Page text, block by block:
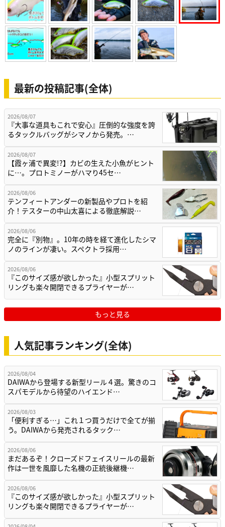
最新の投稿記事(全体)
2026/08/07
『大事な道具もこれで安心』圧倒的な強度を誇
るタックルバッグがシマノから発売。…
2026/08/07
【霞ヶ浦で異変!?】カビの生えた小魚がヒント
に…。プロトミノーがハマり45セ…
2026/08/06
テンフィートアンダーの新製品やプロトを紹
介！テスターの中山太喜による徹底解説…
2026/08/06
完全に『別物』。10年の時を経て進化したシマ
ノのラインが凄い。スペクトラ採用…
2026/08/06
『このサイズ感が欲しかった』小型スプリット
リングも楽々開閉できるプライヤーが…
もっと見る
人気記事ランキング(全体)
2026/08/04
DAIWAから登場する新型リール４選。驚きのコ
スパモデルから待望のハイエンド…
2026/08/03
「便利すぎる…」これ１つ買うだけで全てが揃
う。DAIWAから発売されるタック…
2026/08/06
まだあるぞ！クローズドフェイスリールの最新
作は一世を風靡した名機の正統後継機…
2026/08/06
『このサイズ感が欲しかった』小型スプリット
リングも楽々開閉できるプライヤーが…